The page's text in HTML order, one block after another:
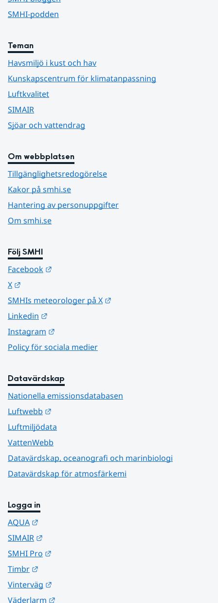
SMHI-podden
Teman
Havsmiljö i kust och hav
Kunskapscentrum för klimatanpassning
Luftkvalitet
SIMAIR
Sjöar och vattendrag
Om webbplatsen
Tillgänglighetsredogörelse
Kakor på smhi.se
Hantering av personuppgifter
Om smhi.se
Följ SMHI
Facebook
X
SMHIs meteorologer på X
Linkedin
Instagram
Policy för sociala medier
Datavärdskap
Nationella emissionsdatabasen
Luftwebb
Luftmiljödata
VattenWebb
Datavärdskap, oceanografi och marinbiologi
Datavärdskap för atmosfärkemi
Logga in
AQUA
SIMAIR
SMHI Pro
Timbr
Vinterväg
Väderlarm